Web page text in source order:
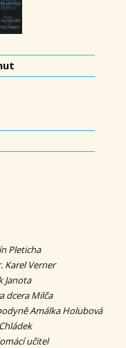
Pleticha
Karel Verner
Janota
dcera Milča
Amálka Holubová
učitel